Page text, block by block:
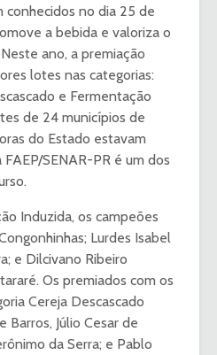
conhecidos no dia 25 de
a bebida e valoriza o
ano, a premiação
lotes nas categorias:
e Fermentação
de 24 municípios de
do Estado estavam
SENAR-PR é um dos
Induzida, os campeões
Lurdes Isabel
e Dilcivano Ribeiro
Os premiados com os
Cereja Descascado
Barros, Júlio Cesar de
da Serra; e Pablo